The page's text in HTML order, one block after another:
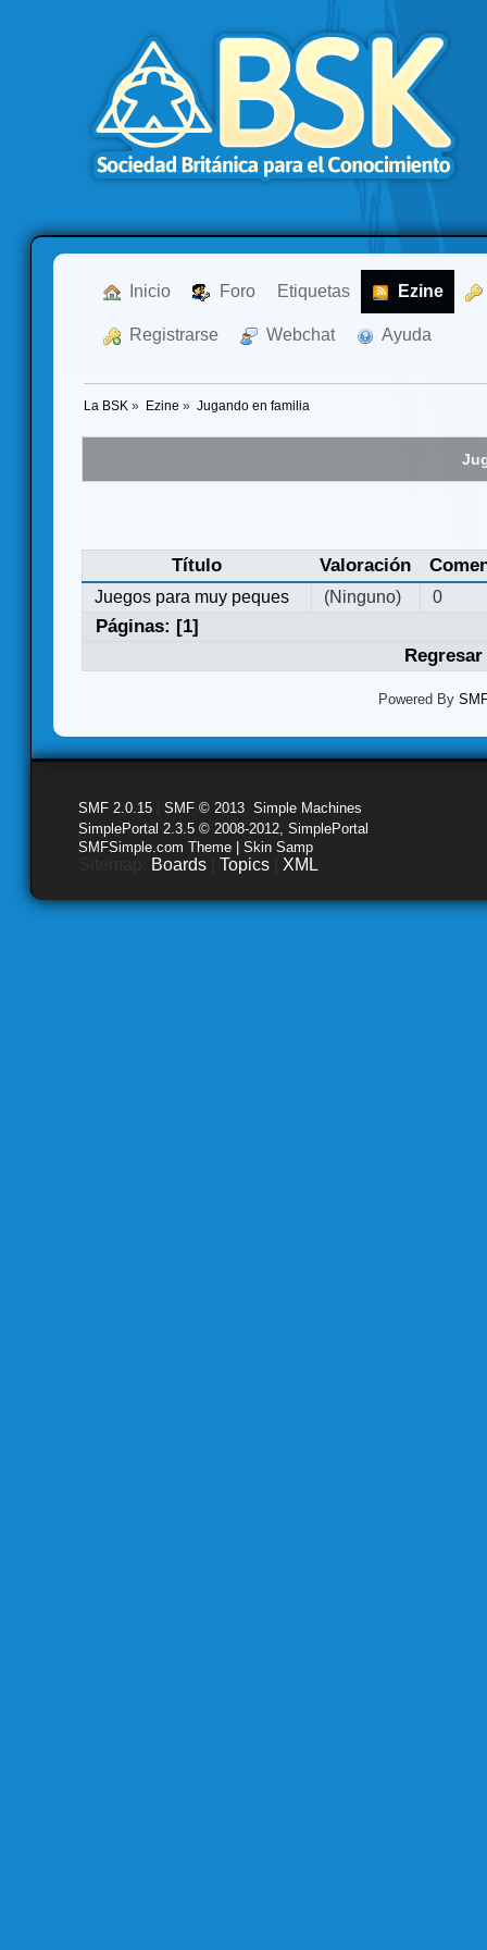
Inicio Foro Etiquetas Ezine
Registrarse Webchat Ayuda
La BSK » Ezine » Jugando en familia
Título Valoración
Juegos para muy peques (Ninguno) 0
Páginas: [1]
Powered By
SMF 2.0.15 SMF © 2013 Simple Machines
SimplePortal 2.3.5 © 2008-2012, SimplePortal
SMFSimple.com Theme | Skin Samp
Boards Topics XML